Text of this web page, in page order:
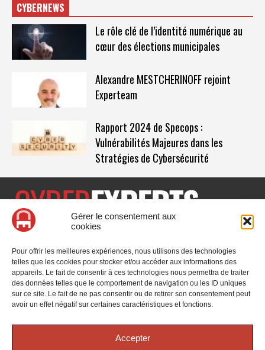
Gérer le consentement aux
cookies
Pour offrir les meilleures expériences, nous utilisons des technologies
telles que les cookies pour stocker et/ou accéder aux informations des
appareils. Le fait de consentir à ces technologies nous permettra de traiter
des données telles que le comportement de navigation ou les ID uniques
sur ce site. Le fait de ne pas consentir ou de retirer son consentement peut
avoir un effet négatif sur certaines caractéristiques et fonctions.
Accepter
CYBERNEWS
Le rôle clé de l’identité numérique au
cœur des élections municipales
Alexandre MESTCHERINOFF rejoint
Experteam
Rapport 2024 de Specops :
Vulnérabilités Majeures dans les
Stratégies de Cybersécurité
CyberExperts.tech est un média dédié à la sécurité informatique
l'actualité, des retours d'utilisateurs, des évènements, des livres
blancs et les nominations du secteur. Retrouvez toutes les
informations sur les innovations en cybersécurité.
Vous cherchez quelque chose ?